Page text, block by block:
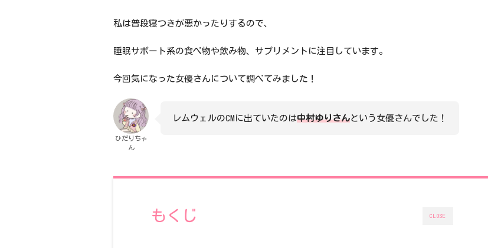
私は普段寝つきが悪かったりするので、
睡眠サポート系の食べ物や飲み物、サプリメントに注目しています。
今回気になった女優さんについて調べてみました！
ひだりちゃ
ん
レムウェルのCMに出ていたのは中村ゆりさんという女優さんでした！
CLOSE
もくじ